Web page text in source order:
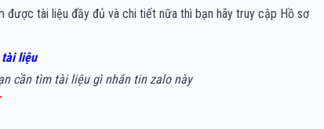
được tài liệu đầy đủ và chi tiết nữa thì bạn hãy truy cập Hồ sơ
tài liệu
cần tìm tài liệu gì nhắn tin zalo này